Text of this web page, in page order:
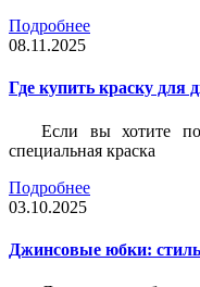
Подробнее
08.11.2025
Где купить краску для
Если вы хотите
специальная краска
Подробнее
03.10.2025
Джинсовые юбки: